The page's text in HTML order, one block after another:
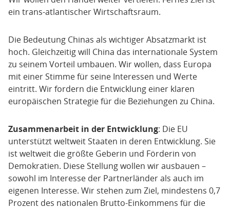
ein trans-atlantischer Wirtschaftsraum.
Die Bedeutung Chinas als wichtiger Absatzmarkt ist
hoch. Gleichzeitig will China das internationale System
zu seinem Vorteil umbauen. Wir wollen, dass Europa
mit einer Stimme für seine Interessen und Werte
eintritt. Wir fordern die Entwicklung einer klaren
europäischen Strategie für die Beziehungen zu China.
Zusammenarbeit in der Entwicklung: Die EU
unterstützt weltweit Staaten in deren Entwicklung. Sie
ist weltweit die größte Geberin und Förderin von
Demokratien. Diese Stellung wollen wir ausbauen –
sowohl im Interesse der Partnerländer als auch im
eigenen Interesse. Wir stehen zum Ziel, mindestens 0,7
Prozent des nationalen Brutto-Einkommens für die